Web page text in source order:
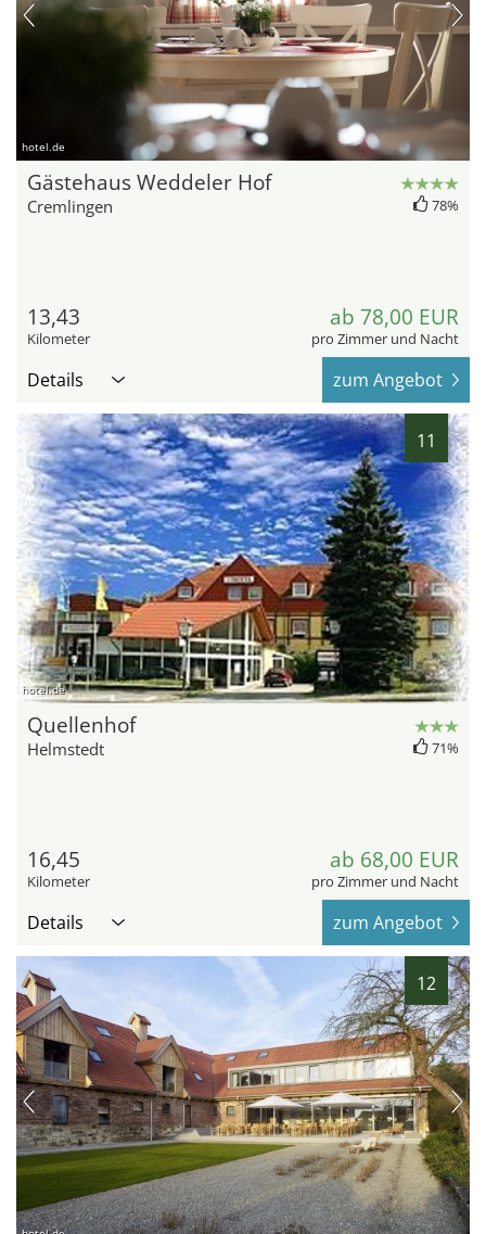
hotel.de
Gästehaus Weddeler Hof
Cremlingen 78%
13,43
Kilometer
ab 78,00 EUR
pro Zimmer und Nacht
Details zum Angebot
11
hotel.de
Quellenhof
Helmstedt 71%
16,45
Kilometer
ab 68,00 EUR
pro Zimmer und Nacht
Details zum Angebot
12